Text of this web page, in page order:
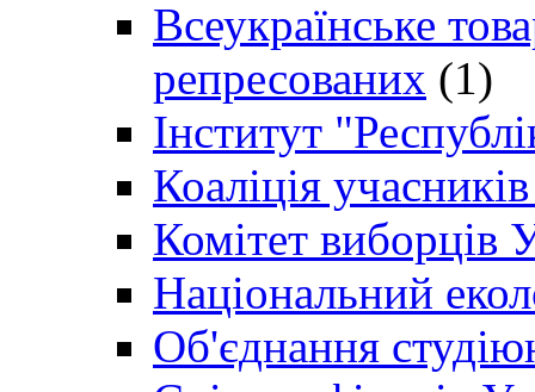
Всеукраїнське
репресованих (1)
Інститут
Коаліція
Комітет виборців
Національний
Об'єднання